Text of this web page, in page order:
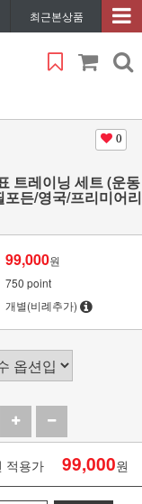
최근본상품
0
트레이닝 세트 (운동
든/영국/프리미어리
99,000원
750 point
개별(비례추가)
적용가 99,000원